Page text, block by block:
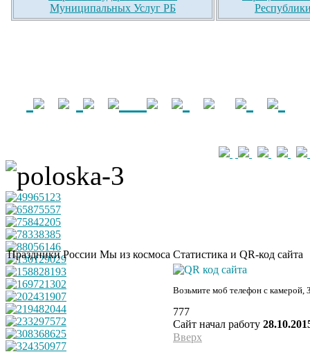
Муниципальных Услуг РБ
Праздники России Мы из космоса Статистика и QR-код сайта
Возьмите моб телефон с камерой,
777
Сайт начал работу
Вверх